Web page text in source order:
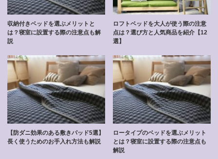
収納付きベッドを選ぶメリットと
は？寝室に設置する際の注意点も解
説
ロフトベッドを大人が使う際の注意
点は？選び方と人気商品を紹介【12
選】
【防ダニ効果のある敷きパッド5選】
長く使うためのお手入れ方法も解説
ロータイプのベッドを選ぶメリット
とは？寝室に設置する際の注意点も
解説